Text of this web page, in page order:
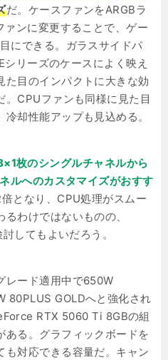
だ。ケースファンをARGBラ
ンに変更することで、ゲー
にできる。ガラスサイドパ
リーズのケースによく映え
た目のインパクトに大きな効
CPUファンも同様に見た目
却性能アップも見込める。
枚のシングルチャネルから
ルへのカスタマイズがおすす
となり、CPU処理がスムー
わけではないものの、
してもよいだろう。
レード適用中で650W
80PLUS GOLDへと強化され
RTX 5060 Ti 8GBの組
ある。グラフィックボードを
も対応できる容量だ。キャン